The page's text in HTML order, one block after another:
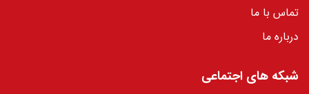
تماس با ما
درباره ما
شبکه های اجتماعی